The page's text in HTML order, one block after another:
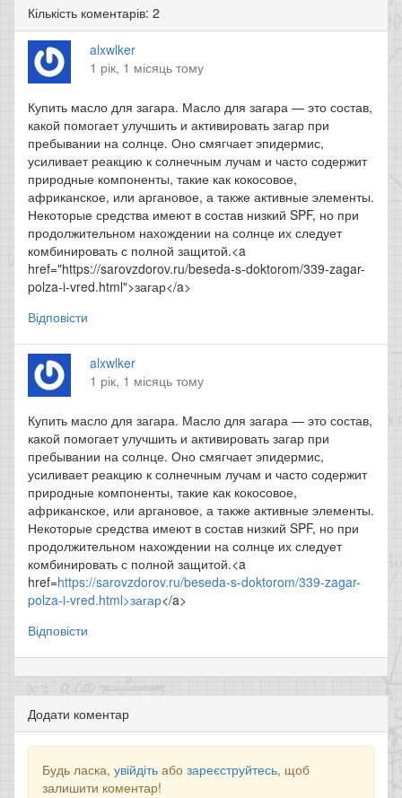
Кількість коментарів: 2
alxwlker
1 рік, 1 місяць тому
Купить масло для загара. Масло для загара — это состав,
какой помогает улучшить и активировать загар при
пребывании на солнце. Оно смягчает эпидермис,
усиливает реакцию к солнечным лучам и часто содержит
природные компоненты, такие как кокосовое,
африканское, или аргановое, а также активные элементы.
Некоторые средства имеют в состав низкий SPF, но при
продолжительном нахождении на солнце их следует
комбинировать с полной защитой.<a
href="https://sarovzdorov.ru/beseda-s-doktorom/339-zagar-
polza-i-vred.html">загар</a>
Відповісти
alxwlker
1 рік, 1 місяць тому
Купить масло для загара. Масло для загара — это состав,
какой помогает улучшить и активировать загар при
пребывании на солнце. Оно смягчает эпидермис,
усиливает реакцию к солнечным лучам и часто содержит
природные компоненты, такие как кокосовое,
африканское, или аргановое, а также активные элементы.
Некоторые средства имеют в состав низкий SPF, но при
продолжительном нахождении на солнце их следует
комбинировать с полной защитой.<a
href=https://sarovzdorov.ru/beseda-s-doktorom/339-zagar-
polza-i-vred.html>загар</a>
Відповісти
Додати коментар
Будь ласка, увійдіть або зареєструйтесь, щоб
залишити коментар!